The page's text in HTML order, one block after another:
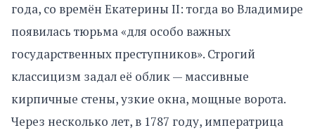
года, со времён Екатерины II: тогда во Владимире
появилась тюрьма «для особо важных
государственных преступников». Строгий
классицизм задал её облик — массивные
кирпичные стены, узкие окна, мощные ворота.
Через несколько лет, в 1787 году, императрица